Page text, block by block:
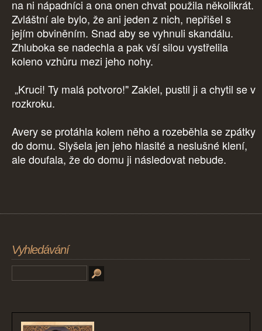
na ni nápadníci a ona onen chvat použila několikrát.
Zvláštní ale bylo, že ani jeden z nich, nepřišel s
jejím obviněním. Snad aby se vyhnuli skandálu.
Zhluboka se nadechla a pak vší silou vystřelila
koleno vzhůru mezi jeho nohy.
„Kruci! Ty malá potvoro!" Zaklel, pustil ji a chytil se v
rozkroku.
Avery se protáhla kolem něho a rozeběhla se zpátky
do domu. Slyšela jen jeho hlasité a neslušné klení,
ale doufala, že do domu ji následovat nebude.
Vyhledávání